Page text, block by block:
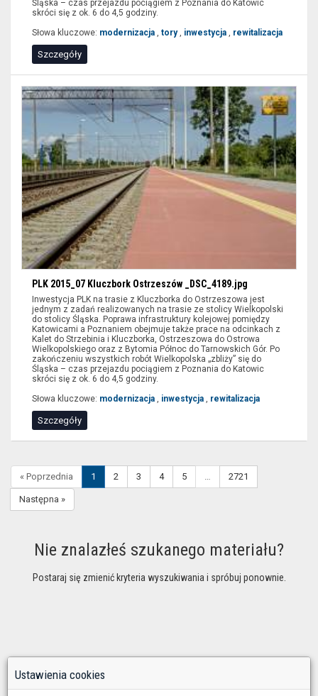
Śląska – czas przejazdu pociągiem z Poznania do Katowic
skróci się z ok. 6 do 4,5 godziny.
Słowa kluczowe: modernizacja , tory, inwestycja , rewitalizacja
Szczegóły
PLK 2015_07 Kluczbork Ostrzeszów _DSC_4189.jpg
Inwestycja PLK na trasie z Kluczborka do Ostrzeszowa jest
jednym z zadań realizowanych na trasie ze stolicy Wielkopolski
do stolicy Śląska. Poprawa infrastruktury kolejowej pomiędzy
Katowicami a Poznaniem obejmuje także prace na odcinkach z
Kalet do Strzebinia i Kluczborka, Ostrzeszowa do Ostrowa
Wielkopolskiego oraz z Bytomia Północ do Tarnowskich Gór. Po
zakończeniu wszystkich robót Wielkopolska „zbliży” się do
Śląska – czas przejazdu pociągiem z Poznania do Katowic
skróci się z ok. 6 do 4,5 godziny.
Słowa kluczowe: modernizacja , inwestycja , rewitalizacja
Szczegóły
« Poprzednia 1 2 3 4 5 … 2721
Następna »
Nie znalazłeś szukanego materiału?
Postaraj się zmienić kryteria wyszukiwania i spróbuj ponownie.
Ustawienia cookies